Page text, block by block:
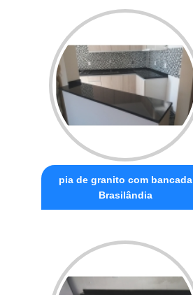
pia de granito com bancada
Brasilândia